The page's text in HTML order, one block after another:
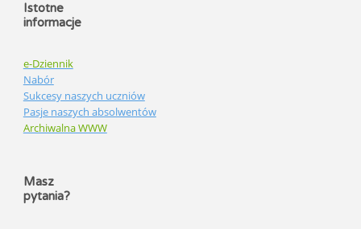
Istotne
informacje
e-Dziennik
Nabór
Sukcesy naszych uczniów
Pasje naszych absolwentów
Archiwalna WWW
Masz
pytania?